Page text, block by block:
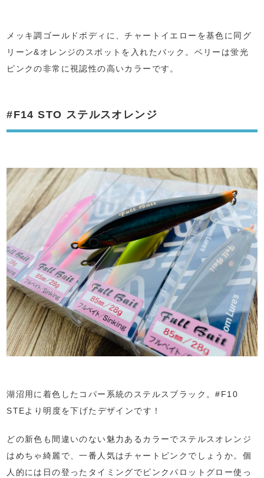
メッキ調ゴールドボディに、チャートイエローを基色に同グ
リーン&オレンジのスポットを入れたバック。ベリーは蛍光
ピンクの非常に視認性の高いカラーです。
#F14 STO ステルスオレンジ
湖沼用に着色したコパー系統のステルスブラック。#F10
STEより明度を下げたデザインです！
どの新色も間違いのない魅力あるカラーでステルスオレンジ
はめちゃ綺麗で、一番人気はチャートピンクでしょうか。個
人的には日の登ったタイミングでピンクパロットグロー使っ